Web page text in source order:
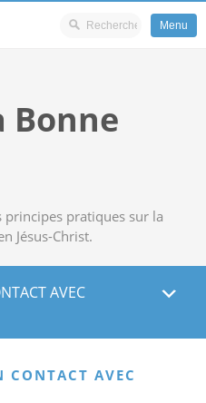
Menu
Bonne
principes pratiques sur la
Jésus-Christ.
AVEC
CONTACT AVEC